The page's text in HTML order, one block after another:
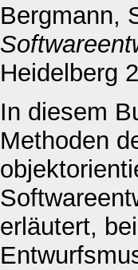
Bergmann,
Heidelberg
In diesem
Methoden
erläutert,